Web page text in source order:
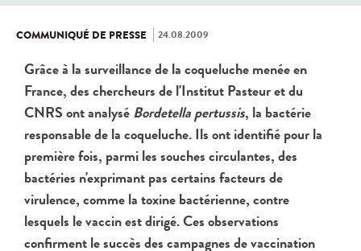
COMMUNIQUÉ DE PRESSE 24.08.2009
Grâce à la surveillance de la coqueluche menée en
France, des chercheurs de l'Institut Pasteur et du
CNRS ont analyséBordetella pertussis, la bactérie
responsable de la coqueluche. Ils ont identifié pour la
première fois, parmi les souches circulantes, des
bactéries n'exprimant pas certains facteurs de
virulence, comme la toxine bactérienne, contre
lesquels le vaccin est dirigé. Ces observations
confirment le succès des campagnes de vaccination